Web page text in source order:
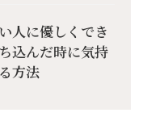
人に優しくでき
込んだ時に気持
方法